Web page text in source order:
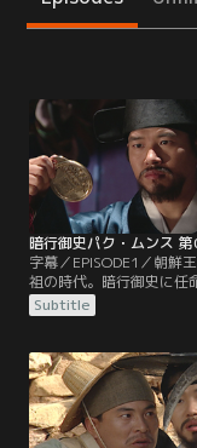
字幕／EPISODE1／朝鮮
祖の時代。暗行御史に任
ンス。暗行に出かける日
のジュンミンに再会する
だったムンス。懐かしき
出していたムンスは、ひ
で出会ったヨニという少
ていたことを思い出し…
Subtitle